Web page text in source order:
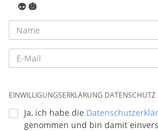
👽 🎃
EINWILLIGUNGSERKLÄRUNG DATENSCHUTZ
Ja, ich habe die
genommen und bin damit